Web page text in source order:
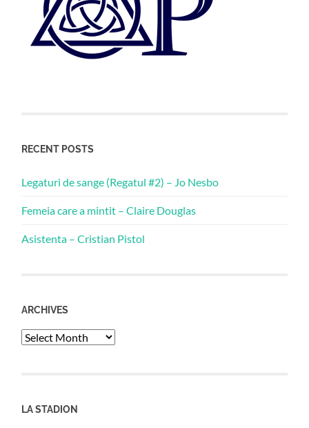
RECENT POSTS
Legaturi de sange (Regatul #2) – Jo Nesbo
Femeia care a mintit – Claire Douglas
Asistenta – Cristian Pistol
ARCHIVES
Archives
LA STADION